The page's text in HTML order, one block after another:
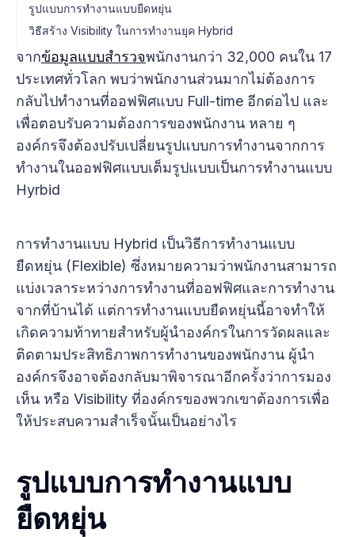
รูปแบบการทำงานแบบยืดหยุ่น
วิธีสร้าง Visibility ในการทำงานยุค Hybrid
จากข้อมูลแบบสำรวจพนักงานกว่า 32,000 คนใน 17
ประเทศทั่วโลก พบว่าพนักงานส่วนมากไม่ต้องการ
กลับไปทำงานที่ออฟฟิศแบบ Full-time อีกต่อไป และ
เพื่อตอบรับความต้องการของพนักงาน หลาย ๆ
องค์กรจึงต้องปรับเปลี่ยนรูปแบบการทำงานจากการ
ทำงานในออฟฟิศแบบเต็มรูปแบบเป็นการทำงานแบบ
Hyrbid
การทำงานแบบ Hybrid เป็นวิธีการทำงานแบบ
ยืดหยุ่น (Flexible) ซึ่งหมายความว่าพนักงานสามารถ
แบ่งเวลาระหว่างการทำงานที่ออฟฟิศและการทำงาน
จากที่บ้านได้ แต่การทำงานแบบยืดหยุ่นนี้อาจทำให้
เกิดความท้าทายสำหรับผู้นำองค์กรในการวัดผลและ
ติดตามประสิทธิภาพการทำงานของพนักงาน ผู้นำ
องค์กรจึงอาจต้องกลับมาพิจารณาอีกครั้งว่าการมอง
เห็น หรือ Visibility ที่องค์กรของพวกเขาต้องการเพื่อ
ให้ประสบความสำเร็จนั้นเป็นอย่างไร
รูปแบบการทำงานแบบ
ยืดหยุ่น